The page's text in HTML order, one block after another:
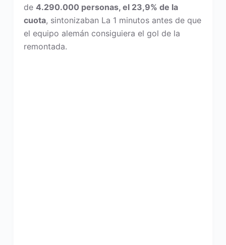
de 4.290.000 personas, el 23,9% de la
cuota, sintonizaban La 1 minutos antes de que
el equipo alemán consiguiera el gol de la
remontada.